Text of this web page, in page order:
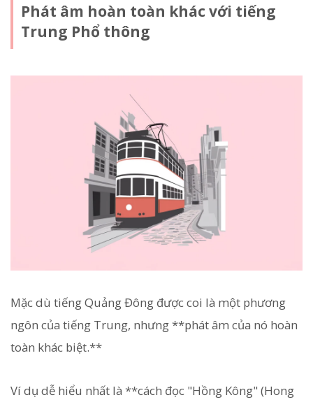
Phát âm hoàn toàn khác với tiếng
Trung Phổ thông
Mặc dù tiếng Quảng Đông được coi là một phương
ngôn của tiếng Trung, nhưng **phát âm của nó hoàn
toàn khác biệt.**
Ví dụ dễ hiểu nhất là **cách đọc "Hồng Kông" (Hong